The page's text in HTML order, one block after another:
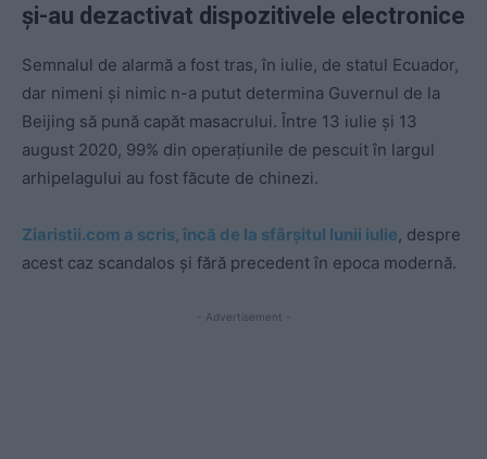
și-au dezactivat dispozitivele electronice
Semnalul de alarmă a fost tras, în iulie, de statul Ecuador,
dar nimeni și nimic n-a putut determina Guvernul de la
Beijing să pună capăt masacrului. Între 13 iulie și 13
august 2020, 99% din operațiunile de pescuit în largul
arhipelagului au fost făcute de chinezi.
Ziaristii.com a scris, încă de la sfârșitul lunii iulie, despre
acest caz scandalos și fără precedent în epoca modernă.
- Advertisement -